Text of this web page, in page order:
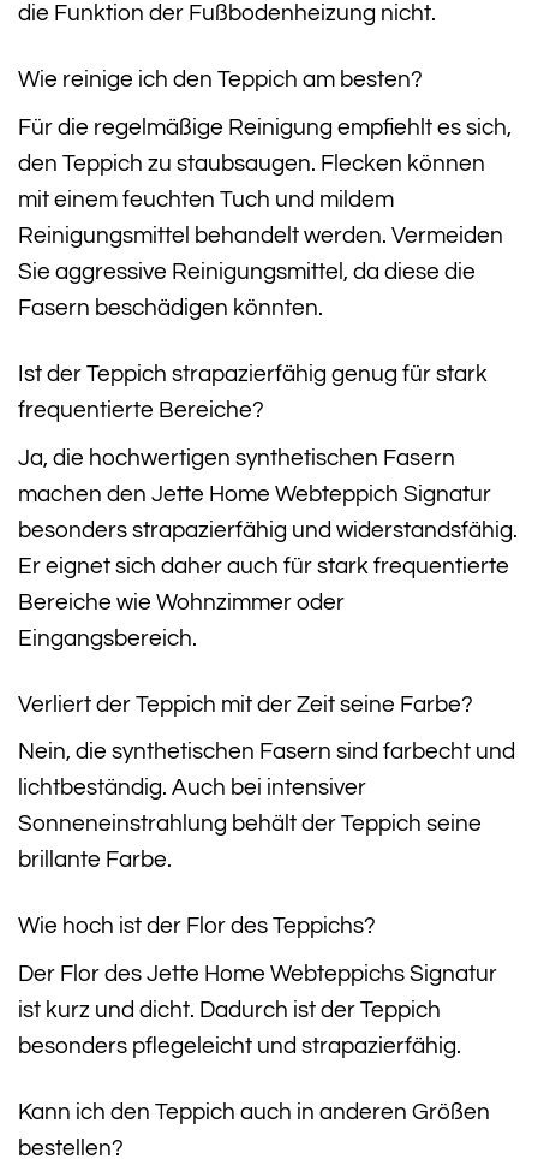
die Funktion der Fußbodenheizung nicht.
Wie reinige ich den Teppich am besten?
Für die regelmäßige Reinigung empfiehlt es sich,
den Teppich zu staubsaugen. Flecken können
mit einem feuchten Tuch und mildem
Reinigungsmittel behandelt werden. Vermeiden
Sie aggressive Reinigungsmittel, da diese die
Fasern beschädigen könnten.
Ist der Teppich strapazierfähig genug für stark
frequentierte Bereiche?
Ja, die hochwertigen synthetischen Fasern
machen den Jette Home Webteppich Signatur
besonders strapazierfähig und widerstandsfähig.
Er eignet sich daher auch für stark frequentierte
Bereiche wie Wohnzimmer oder
Eingangsbereich.
Verliert der Teppich mit der Zeit seine Farbe?
Nein, die synthetischen Fasern sind farbecht und
lichtbeständig. Auch bei intensiver
Sonneneinstrahlung behält der Teppich seine
brillante Farbe.
Wie hoch ist der Flor des Teppichs?
Der Flor des Jette Home Webteppichs Signatur
ist kurz und dicht. Dadurch ist der Teppich
besonders pflegeleicht und strapazierfähig.
Kann ich den Teppich auch in anderen Größen
bestellen?